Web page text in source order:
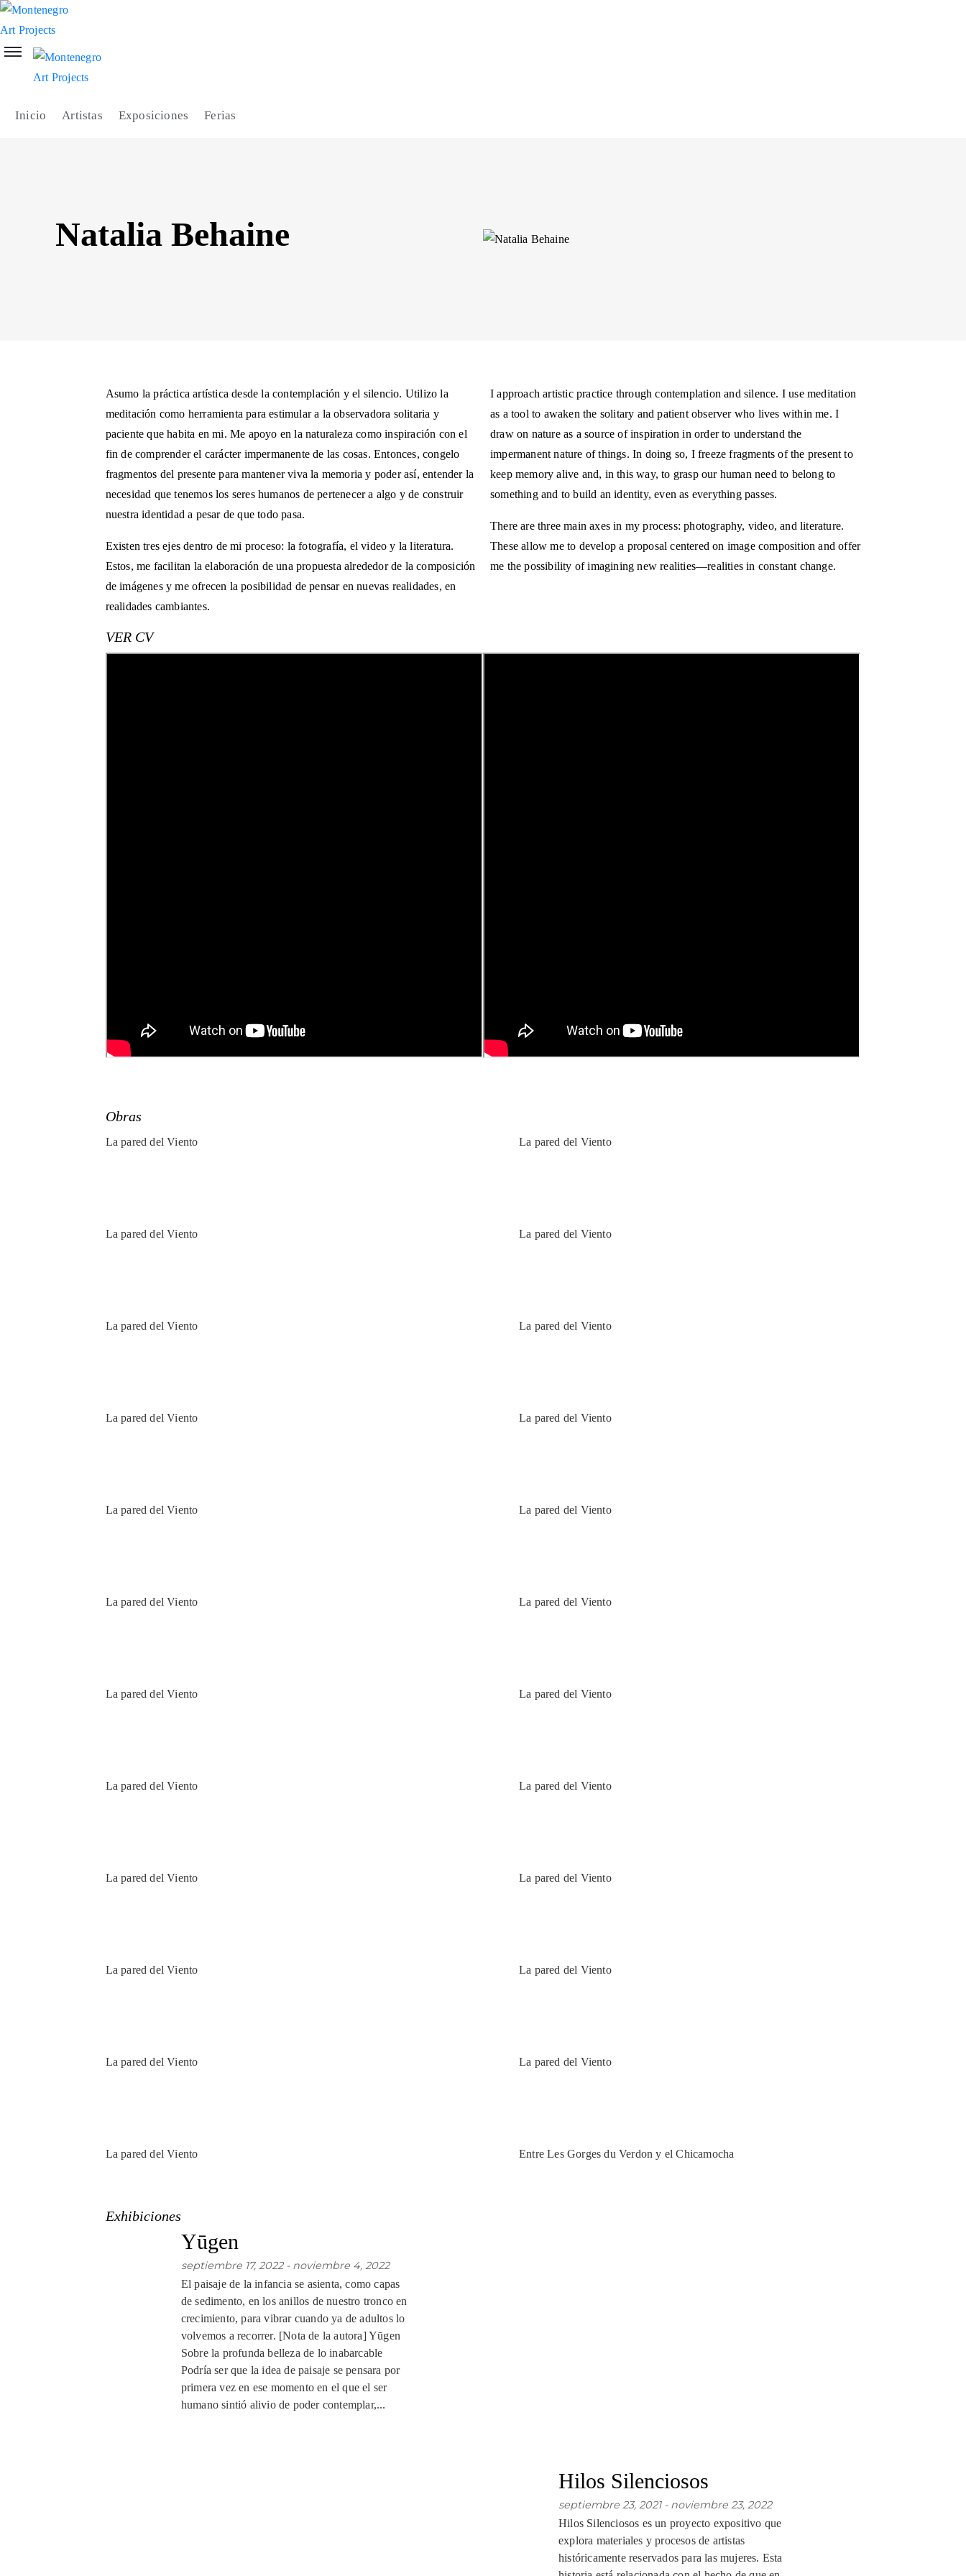
Inicio Artistas Exposiciones Ferias
Natalia Behaine
Asumo la práctica artística desde la contemplación y el silencio. Utilizo la
meditación como herramienta para estimular a la observadora solitaria y
paciente que habita en mi. Me apoyo en la naturaleza como inspiración con el
fin de comprender el carácter impermanente de las cosas. Entonces, congelo
fragmentos del presente para mantener viva la memoria y poder así, entender la
necesidad que tenemos los seres humanos de pertenecer a algo y de construir
nuestra identidad a pesar de que todo pasa.
Existen tres ejes dentro de mi proceso: la fotografía, el video y la literatura.
Estos, me facilitan la elaboración de una propuesta alrededor de la composición
de imágenes y me ofrecen la posibilidad de pensar en nuevas realidades, en
realidades cambiantes.
I approach artistic practice through contemplation and silence. I use meditation
as a tool to awaken the solitary and patient observer who lives within me. I
draw on nature as a source of inspiration in order to understand the
impermanent nature of things. In doing so, I freeze fragments of the present to
keep memory alive and, in this way, to grasp our human need to belong to
something and to build an identity, even as everything passes.
There are three main axes in my process: photography, video, and literature.
These allow me to develop a proposal centered on image composition and offer
me the possibility of imagining new realities—realities in constant change.
VER CV
Obras
La pared del Viento La pared del Viento
La pared del Viento La pared del Viento
La pared del Viento La pared del Viento
La pared del Viento La pared del Viento
La pared del Viento La pared del Viento
La pared del Viento La pared del Viento
La pared del Viento La pared del Viento
La pared del Viento La pared del Viento
La pared del Viento La pared del Viento
La pared del Viento La pared del Viento
La pared del Viento La pared del Viento
La pared del Viento Entre Les Gorges du Verdon y el Chicamocha
Exhibiciones
Yūgen
septiembre 17, 2022 - noviembre 4, 2022
El paisaje de la infancia se asienta, como capas
de sedimento, en los anillos de nuestro tronco en
crecimiento, para vibrar cuando ya de adultos lo
volvemos a recorrer. [Nota de la autora] Yūgen
Sobre la profunda belleza de lo inabarcable
Podría ser que la idea de paisaje se pensara por
primera vez en ese momento en el que el ser
humano sintió alivio de poder contemplar,...
Hilos Silenciosos
septiembre 23, 2021 - noviembre 23, 2022
Hilos Silenciosos es un proyecto expositivo que
explora materiales y procesos de artistas
históricamente reservados para las mujeres. Esta